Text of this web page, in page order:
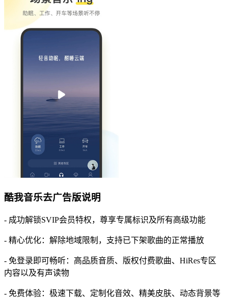
酷我音乐去广告版说明
- 成功解锁SVIP会员特权，尊享专属标识及所有高级功能
- 精心优化：解除地域限制，支持已下架歌曲的正常播放
- 免登录即可畅听：高品质音质、版权付费歌曲、HiRes专区
内容以及有声读物
- 免费体验：极速下载、定制化音效、精美皮肤、动态背景等